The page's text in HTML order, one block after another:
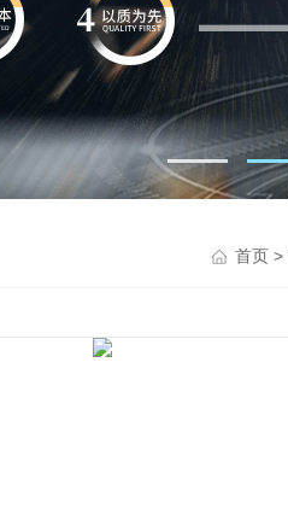
首页>